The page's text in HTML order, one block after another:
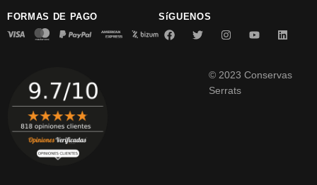
FORMAS DE PAGO SíGUENOS
© 2023 Conservas
Serrats